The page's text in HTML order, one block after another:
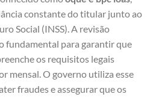
constante do titular junto ao
Social (INSS). A revisão
fundamental para garantir que
os requisitos legais
mensal. O governo utiliza esse
fraudes e assegurar que os